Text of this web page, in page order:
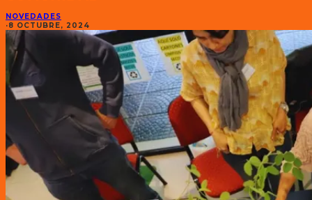
NOVEDADES
·8 OCTUBRE, 2024